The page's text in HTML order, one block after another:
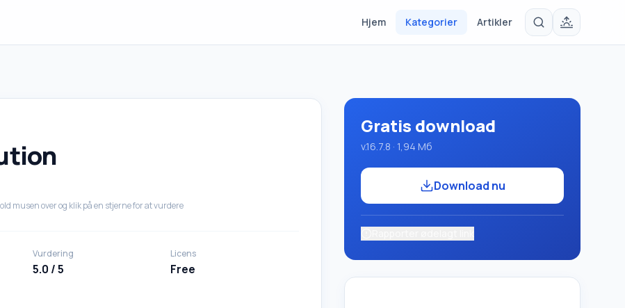
Hjem Kategorier Artikler
musen over og klik på en stjerne for at vurdere
Vurdering
5.0 / 5
Licens
Free
Gratis download
v.16.7.8 · 1,94 Мб
Download nu